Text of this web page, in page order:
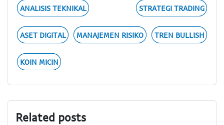
ANALISIS TEKNIKAL STRATEGI TRADING
ASET DIGITAL MANAJEMEN RISIKO TREN BULLISH
KOIN MICIN
Related posts